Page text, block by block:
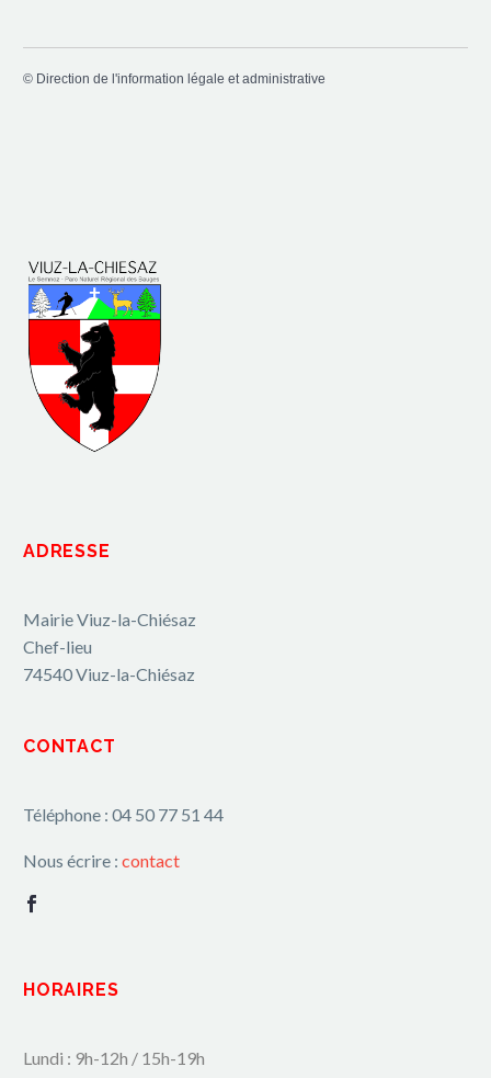
© Direction de l'information légale et administrative
ADRESSE
Mairie Viuz-la-Chiésaz
Chef-lieu
74540 Viuz-la-Chiésaz
CONTACT
Téléphone : 04 50 77 51 44
Nous écrire : contact
HORAIRES
Lundi : 9h-12h / 15h-19h